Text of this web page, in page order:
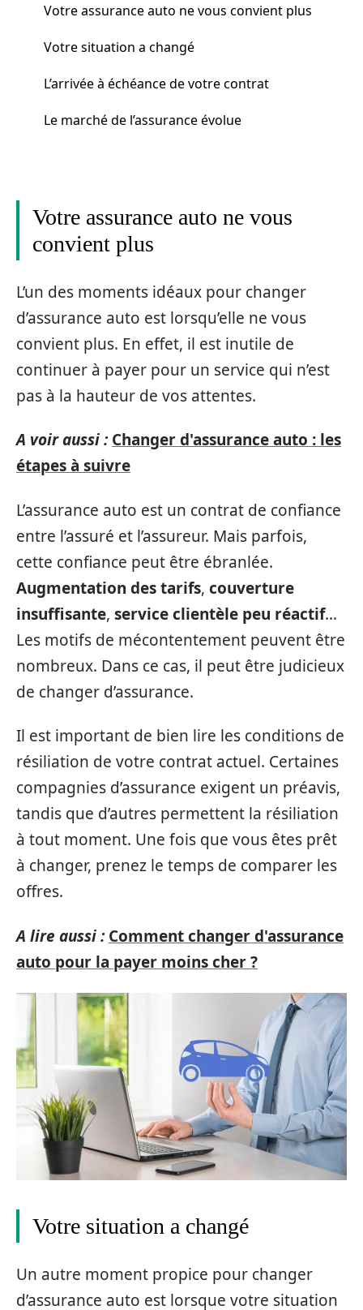
Votre assurance auto ne vous convient plus
Votre situation a changé
L’arrivée à échéance de votre contrat
Le marché de l’assurance évolue
Votre assurance auto ne vous
convient plus
L’un des moments idéaux pour changer
d’assurance auto est lorsqu’elle ne vous
convient plus. En effet, il est inutile de
continuer à payer pour un service qui n’est
pas à la hauteur de vos attentes.
A voir aussi : Changer d'assurance auto : les
étapes à suivre
L’assurance auto est un contrat de confiance
entre l’assuré et l’assureur. Mais parfois,
cette confiance peut être ébranlée.
Augmentation des tarifs, couverture
insuffisante, service clientèle peu réactif…
Les motifs de mécontentement peuvent être
nombreux. Dans ce cas, il peut être judicieux
de changer d’assurance.
Il est important de bien lire les conditions de
résiliation de votre contrat actuel. Certaines
compagnies d’assurance exigent un préavis,
tandis que d’autres permettent la résiliation
à tout moment. Une fois que vous êtes prêt
à changer, prenez le temps de comparer les
offres.
A lire aussi : Comment changer d'assurance
auto pour la payer moins cher ?
Votre situation a changé
Un autre moment propice pour changer
d’assurance auto est lorsque votre situation